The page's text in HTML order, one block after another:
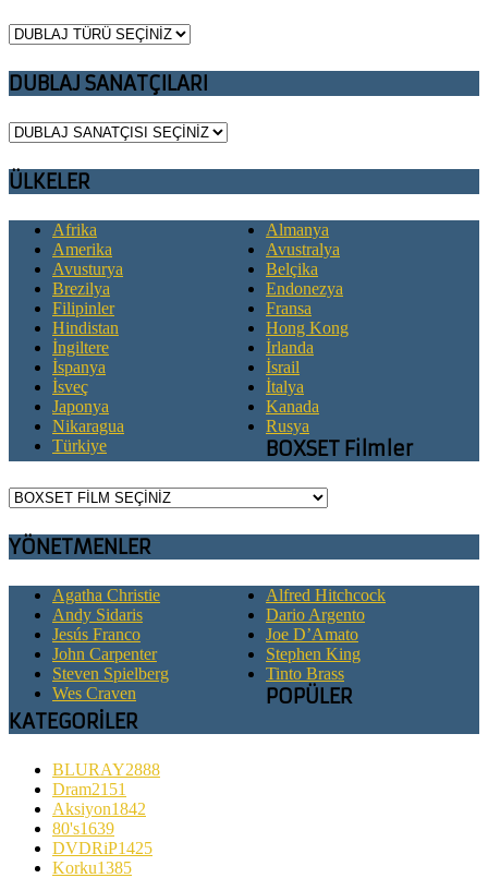
DUBLAJ SANATÇILARI
ÜLKELER
Afrika
Almanya
Amerika
Avustralya
Avusturya
Belçika
Brezilya
Endonezya
Filipinler
Fransa
Hindistan
Hong Kong
İngiltere
İrlanda
İspanya
İsrail
İsveç
İtalya
Japonya
Kanada
Nikaragua
Rusya
Türkiye
BOXSET Filmler
YÖNETMENLER
Agatha Christie
Alfred Hitchcock
Andy Sidaris
Dario Argento
Jesús Franco
Joe D’Amato
John Carpenter
Stephen King
Steven Spielberg
Tinto Brass
Wes Craven
POPÜLER
KATEGORİLER
BLURAY2888
Dram2151
Aksiyon1842
80's1639
DVDRiP1425
Korku1385